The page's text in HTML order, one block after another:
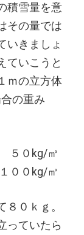
積雪量を意
その量では
いきましょ
ていこうと
ｍの立方体
の重み
５０kg/㎥
００kg/㎥
０ｋｇ。
っていたら